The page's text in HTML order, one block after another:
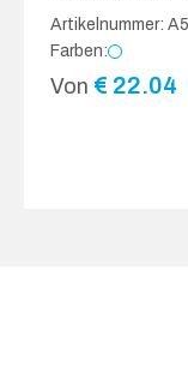
Artikelnummer:
Farben:
Von € 22.04